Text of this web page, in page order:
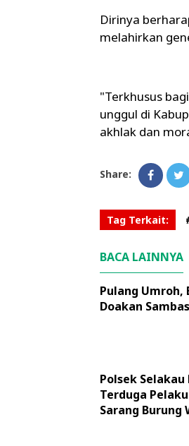
Dirinya
melahirkan
"Terkhusus
unggul di
akhlak dan
Share:
Tag Terkait:
BACA LAINNYA
Pulang Umroh,
Doakan
Polsek Selakau
Terduga
Sarang Burung